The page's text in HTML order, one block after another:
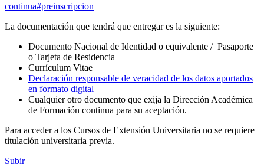
continua#preinscripcion
La documentación que tendrá que entregar es la siguiente:
Documento Nacional de Identidad o equivalente / Pasaporte
o Tarjeta de Residencia
Currículum Vitae
Declaración responsable de veracidad de los datos aportados
en formato digital
Cualquier otro documento que exija la Dirección Académica
de Formación continua para su aceptación.
Para acceder a los Cursos de Extensión Universitaria no se requiere
titulación universitaria previa.
Subir